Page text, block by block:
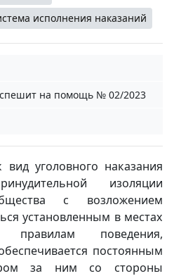
исполнения наказаний
на помощь № 02/2023
уголовного наказания
изоляции
с возложением
установленным в местах
поведения,
постоянным
за ним со стороны